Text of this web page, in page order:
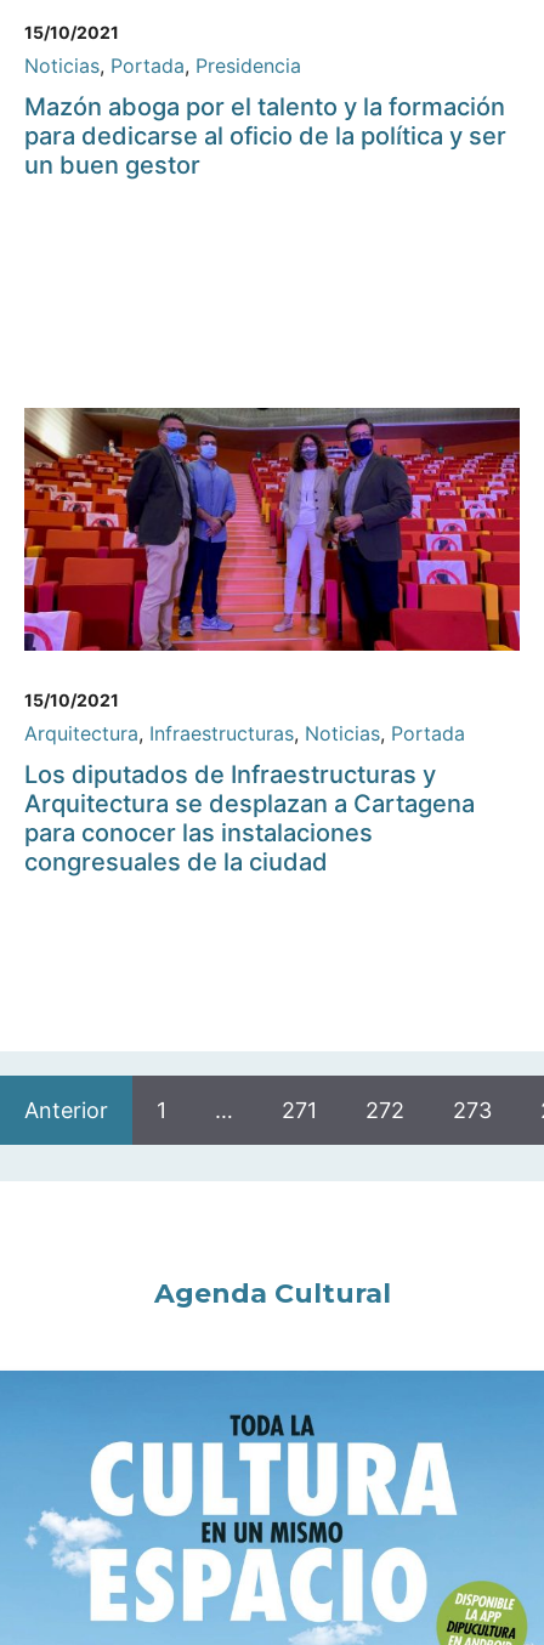
15/10/2021
Noticias, Portada, Presidencia
Mazón aboga por el talento y la formación
para dedicarse al oficio de la política y ser
un buen gestor
15/10/2021
Arquitectura, Infraestructuras, Noticias, Portada
Los diputados de Infraestructuras y
Arquitectura se desplazan a Cartagena
para conocer las instalaciones
congresuales de la ciudad
Anterior 1 … 271 272 273
Agenda Cultural